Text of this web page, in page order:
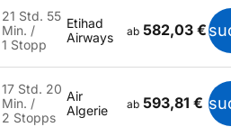
21 Std. 55
Min. /
1 Stopp
Etihad
Airways
ab 582,03 €
17 Std. 20
Min. /
2 Stopps
Air
Algerie
ab 593,81 €